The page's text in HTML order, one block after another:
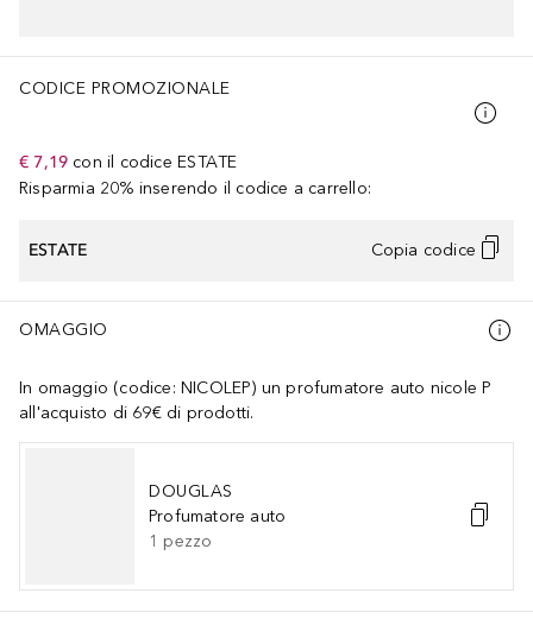
CODICE PROMOZIONALE
€ 7,19 con il codice ESTATE
Risparmia 20% inserendo il codice a carrello:
ESTATE Copia codice
OMAGGIO
In omaggio (codice: NICOLEP) un profumatore auto nicole P
all'acquisto di 69€ di prodotti.
DOUGLAS
Profumatore auto
1 pezzo